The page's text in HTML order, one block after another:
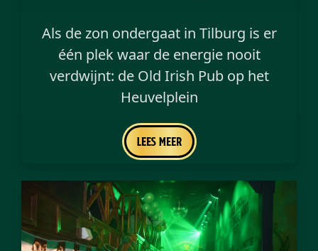
Als de zon ondergaat in Tilburg is er
één plek waar de energie nooit
verdwijnt: de Old Irish Pub op het
Heuvelplein
Lees meer